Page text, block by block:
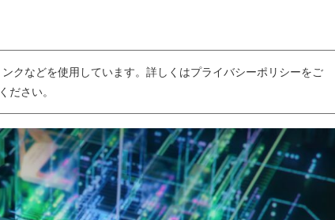
クなどを使用しています。詳しくはプライバシーポリシーをご
ださい。